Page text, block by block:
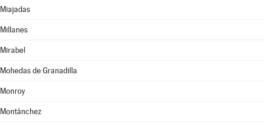
Miajadas
Millanes
Mirabel
Mohedas de Granadilla
Monroy
Montánchez